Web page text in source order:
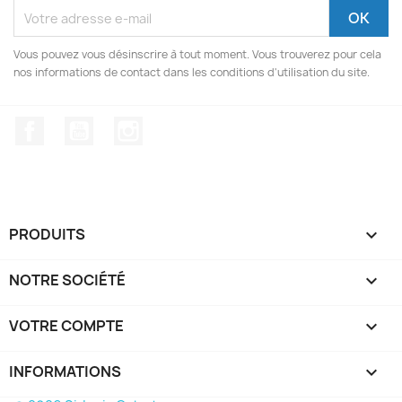
Vous pouvez vous désinscrire à tout moment. Vous trouverez pour cela
nos informations de contact dans les conditions d'utilisation du site.
PRODUITS 
NOTRE SOCIÉTÉ 
VOTRE COMPTE 
INFORMATIONS keyboard_arrow_down